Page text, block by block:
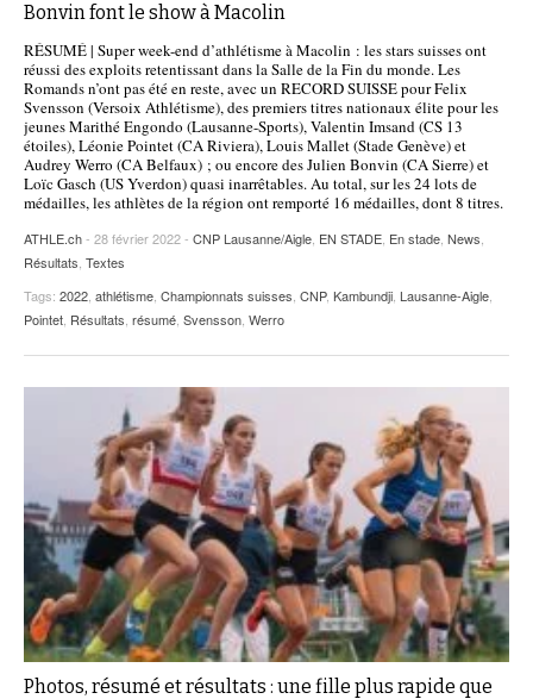
Bonvin font le show à Macolin
RÉSUMÉ | Super week-end d’athlétisme à Macolin : les stars suisses ont
réussi des exploits retentissant dans la Salle de la Fin du monde. Les
Romands n’ont pas été en reste, avec un RECORD SUISSE pour Felix
Svensson (Versoix Athlétisme), des premiers titres nationaux élite pour les
jeunes Marithé Engondo (Lausanne-Sports), Valentin Imsand (CS 13
étoiles), Léonie Pointet (CA Riviera), Louis Mallet (Stade Genève) et
Audrey Werro (CA Belfaux) ; ou encore des Julien Bonvin (CA Sierre) et
Loïc Gasch (US Yverdon) quasi inarrêtables. Au total, sur les 24 lots de
médailles, les athlètes de la région ont remporté 16 médailles, dont 8 titres.
ATHLE.ch- 28 février 2022 - CNP Lausanne/Aigle EN STADE En stade News
Résultats Textes
Tags: 2022 athlétisme Championnats suisses CNP, Kambundji Lausanne-Aigle
Pointet Résultats résumé Svensson Werro
Photos, résumé et résultats : une fille plus rapide que